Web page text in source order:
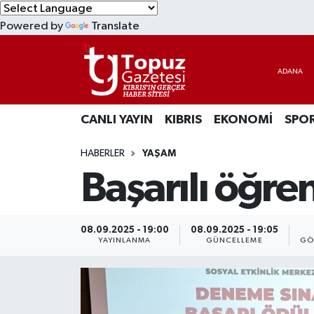
Powered by Translate
CANLI YAYIN KIBRIS EKONOMİ
HABERLER YAŞAM
Başarılı
08.09.2025 - 19:00
YAYINLANMA
08.09.2025 - 19:05
GÜNCELLEME
EKONOMİ
MAGAZİN
TEKNOLOJİ
Lefkoşa Nöbetçi Eczaneler
Lefkoşa Hava Durumu
Lefkoşa Trafik Yoğunluk Haritası
Süper Lig Puan Durumu ve Fikstür
Tüm Manşetler
Son Dakika Haberleri
Haber Arşivi